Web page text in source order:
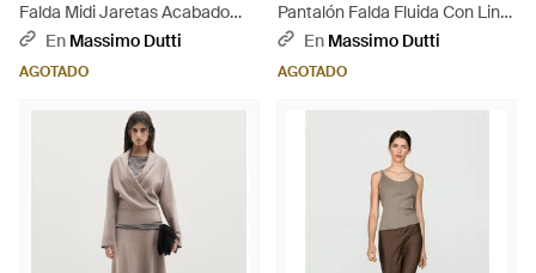
Falda Midi Jaretas Acabado
Encerado - Marrón
En Massimo Dutti
AGOTADO
Pantalón Falda Fluida Con Lino
- Morado
En Massimo Dutti
AGOTADO